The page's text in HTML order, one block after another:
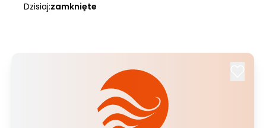
Dzisiaj:zamknięte